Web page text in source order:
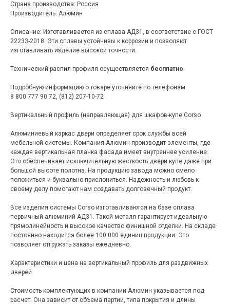
Страна производства: Россия
Производитель: Алюмин
Описание: Изготавливается из сплава АД31, в соответствие с ГОСТ
22233-2018. Эти сплавы устойчивы к коррозии и позволяют
изготавливать изделие высокой точности.
Технический распил профиля осуществляется бесплатно.
Подробную информацию о товаре уточняйте по телефонам
8 800 777 90 72, (812) 207-10-72
Вертикальный профиль (направляющая) для шкафов-купе Corso
Алюминиевый каркас двери определяет срок службы всей
мебельной системы. Компания Алюмин производит элементы, где
каждая вертикальная планка фасада имеет внутреннее усиление.
Это обеспечивает исключительную жесткость двери купе даже при
большой высоте полотна. На продукцию завода можно смело
положиться и буквально прислониться. Надежность и любовь к
своему делу помогают нам создавать долговечный продукт.
Все изделия системы Corso изготавливаются на базе сплава
первичный алюминий АД31. Такой металл гарантирует идеальную
прямолинейность и высокое качество финишной отделки. На складе
постоянно находится более 100 000 единиц продукции. Это
позволяет отгружать заказы ежедневно.
Характеристики и цена на вертикальный профиль для раздвижных
дверей
Стоимость комплектующих в компании Алюмин указывается под
расчет. Она зависит от объема партии, типа покрытия и длины